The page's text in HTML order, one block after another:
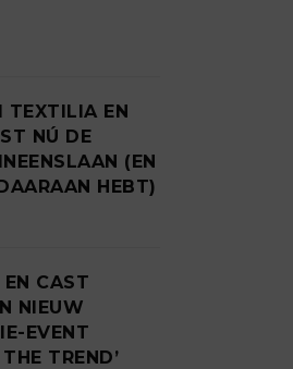
TEXTILIA EN
NÚ DE
(EN
HEBT)
CAST
NIEUW
EVENT
TREND’